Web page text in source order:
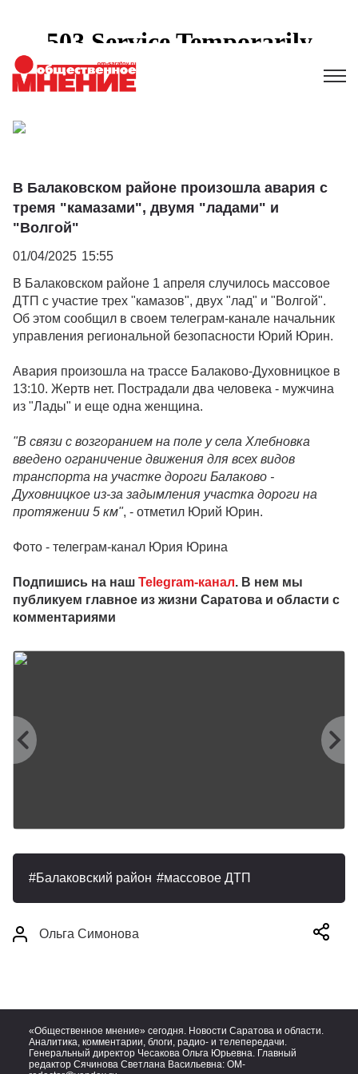
В Балаковском районе произошла авария с
тремя "камазами", двумя "ладами" и
"Волгой"
01/04/2025 15:55
В Балаковском районе 1 апреля случилось массовое
ДТП с участие трех "камазов", двух "лад" и "Волгой".
Об этом сообщил в своем телеграм-канале начальник
управления региональной безопасности Юрий Юрин.
Авария произошла на трассе Балаково-Духовницкое в
13:10. Жертв нет. Пострадали два человека - мужчина
из "Лады" и еще одна женщина.
"В связи с возгоранием на поле у села Хлебновка
введено ограничение движения для всех видов
транспорта на участке дороги Балаково -
Духовницкое из-за задымления участка дороги на
протяжении 5 км", - отметил Юрий Юрин.
Фото - телеграм-канал Юрия Юрина
Подпишись на наш Telegram-канал. В нем мы
публикуем главное из жизни Саратова и области с
комментариями
Балаковский район массовое ДТП
Ольга Симонова
«Общественное мнение» сегодня. Новости Саратова и области.
Аналитика, комментарии, блоги, радио- и телепередачи.
Генеральный директор Чесакова Ольга Юрьевна. Главный
редактор Сячинова Светлана Васильевна: OM-